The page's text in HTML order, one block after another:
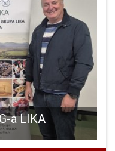
a LIKA